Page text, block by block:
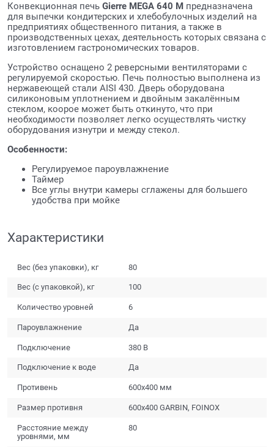
Конвекционная печь Gierre MEGA 640 M предназначена
для выпечки кондитерских и хлебобулочных изделий на
предприятиях общественного питания, а также в
производственных цехах, деятельность которых связана с
изготовлением гастрономических товаров.
Устройство оснащено 2 реверсными вентиляторами с
регулируемой скоростью. Печь полностью выполнена из
нержавеющей стали AISI 430. Дверь оборудована
силиконовым уплотнением и двойным закалённым
стеклом, коорое может быть откинуто, что при
необходимости позволяет легко осуществлять чистку
оборудования изнутри и между стекол.
Особенности:
Регулируемое пароувлажнение
Таймер
Все углы внутри камеры сглажены для большего
удобства при мойке
Характеристики
Вес (без упаковки), кг 80
Вес (с упаковкой), кг 100
Количество уровней 6
Пароувлажнение Да
Подключение 380 В
Подключение к воде Да
Противень 600х400 мм
Размер противня 600х400 GARBIN, FOINOX
Расстояние между
уровнями, мм
80